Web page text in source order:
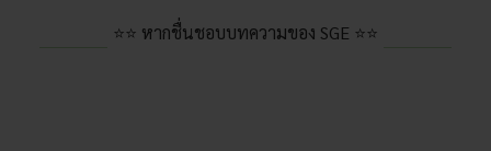
⭐⭐ หากชื่นชอบบทความของ SGE ⭐⭐